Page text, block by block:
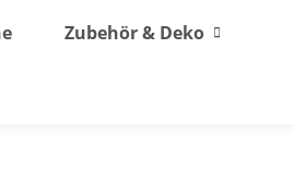
Zubehör & Deko